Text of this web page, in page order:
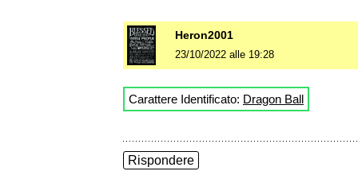
Heron2001
23/10/2022 alle 19:28
Carattere Identificato: Dragon Ball
Rispondere